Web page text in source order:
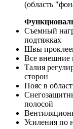
(область
Съемный
подтяжках
Швы
Все внешние
Талия
сторон
Пояс в
полосой
Усиления по